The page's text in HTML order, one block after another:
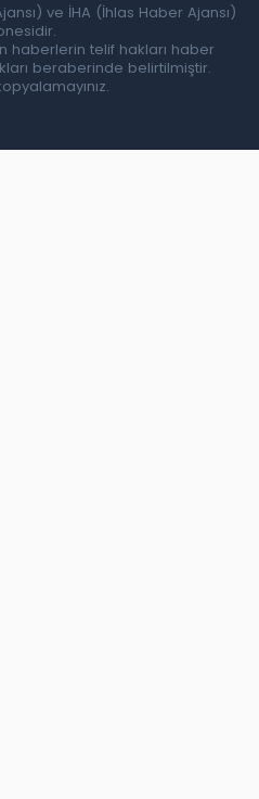
ve İHA (İhlas Haber Ajansı)
haberlerin telif hakları haber
beraberinde belirtilmiştir.